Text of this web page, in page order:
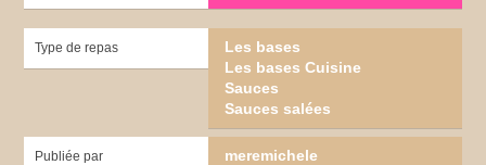
Type de repas
Les bases
Les bases Cuisine
Sauces
Sauces salées
Publiée par meremichele